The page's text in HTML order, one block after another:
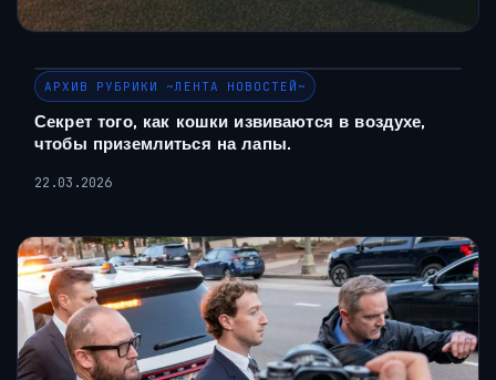
АРХИВ РУБРИКИ ~ЛЕНТА НОВОСТЕЙ~
Секрет того, как кошки извиваются в воздухе,
чтобы приземлиться на лапы.
22.03.2026